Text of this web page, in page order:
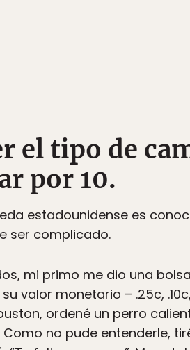
el tipo de
por 10.
estadounidense es
ser complicado.
mi primo me dio una
valor monetario – .25c,
ordené un perro
no pude entenderle,